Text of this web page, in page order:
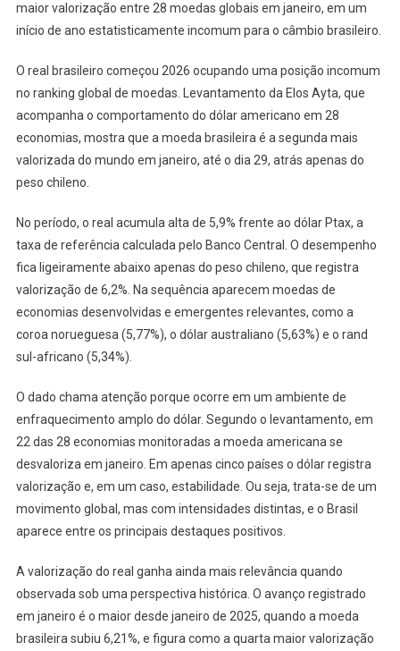
maior valorização entre 28 moedas globais em janeiro, em um
início de ano estatisticamente incomum para o câmbio brasileiro.
O real brasileiro começou 2026 ocupando uma posição incomum
no ranking global de moedas. Levantamento da Elos Ayta, que
acompanha o comportamento do dólar americano em 28
economias, mostra que a moeda brasileira é a segunda mais
valorizada do mundo em janeiro, até o dia 29, atrás apenas do
peso chileno.
No período, o real acumula alta de 5,9% frente ao dólar Ptax, a
taxa de referência calculada pelo Banco Central. O desempenho
fica ligeiramente abaixo apenas do peso chileno, que registra
valorização de 6,2%. Na sequência aparecem moedas de
economias desenvolvidas e emergentes relevantes, como a
coroa norueguesa (5,77%), o dólar australiano (5,63%) e o rand
sul-africano (5,34%).
O dado chama atenção porque ocorre em um ambiente de
enfraquecimento amplo do dólar. Segundo o levantamento, em
22 das 28 economias monitoradas a moeda americana se
desvaloriza em janeiro. Em apenas cinco países o dólar registra
valorização e, em um caso, estabilidade. Ou seja, trata-se de um
movimento global, mas com intensidades distintas, e o Brasil
aparece entre os principais destaques positivos.
A valorização do real ganha ainda mais relevância quando
observada sob uma perspectiva histórica. O avanço registrado
em janeiro é o maior desde janeiro de 2025, quando a moeda
brasileira subiu 6,21%, e figura como a quarta maior valorização